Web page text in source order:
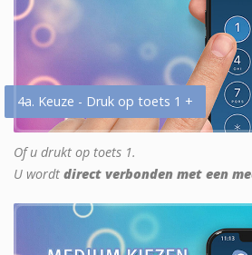
4a. Keuze - Druk op toets 1 +
Of u drukt op toets 1.
U wordt direct verbonden met een